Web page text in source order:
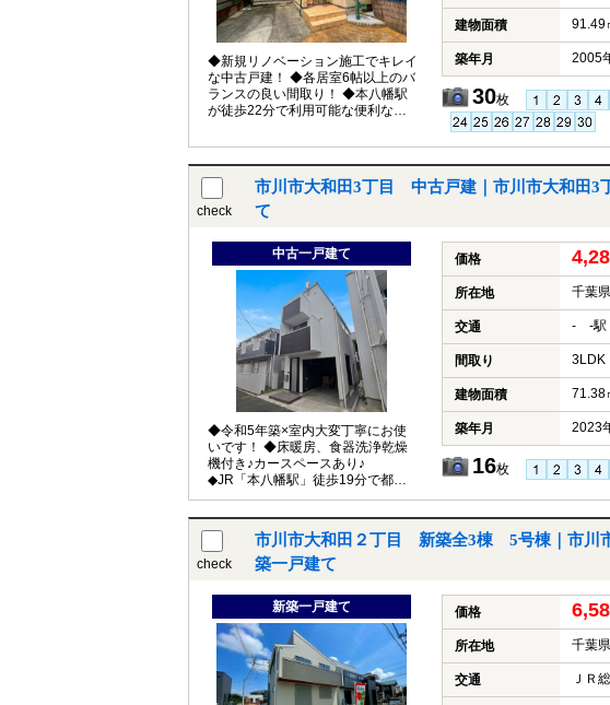
◆新規リノベーション施工でキレイ
な中古戸建！ ◆各居室6帖以上のバ
ランスの良い間取り！ ◆本八幡駅
が徒歩22分で利用可能な便利な立
建物面積 91.49
築年月 2005
30枚
check
市川市大和田3丁目 中古戸建｜市川市大和田3
て
中古一戸建て
◆令和5年築×室内大変丁寧にお使
いです！ ◆床暖房、食器洗浄乾燥
機付き♪カースペースあり♪
◆JR「本八幡駅」徒歩19分で都内
へダイレクトアクセス♪
価格
所在地 千葉
交通 - -駅
間取り 3LDK
建物面積 71.38
築年月 2023
16枚
check
市川市大和田２丁目 新築全3棟 5号棟｜市川
築一戸建て
新築一戸建て 価格
所在地 千葉
交通 ＪＲ